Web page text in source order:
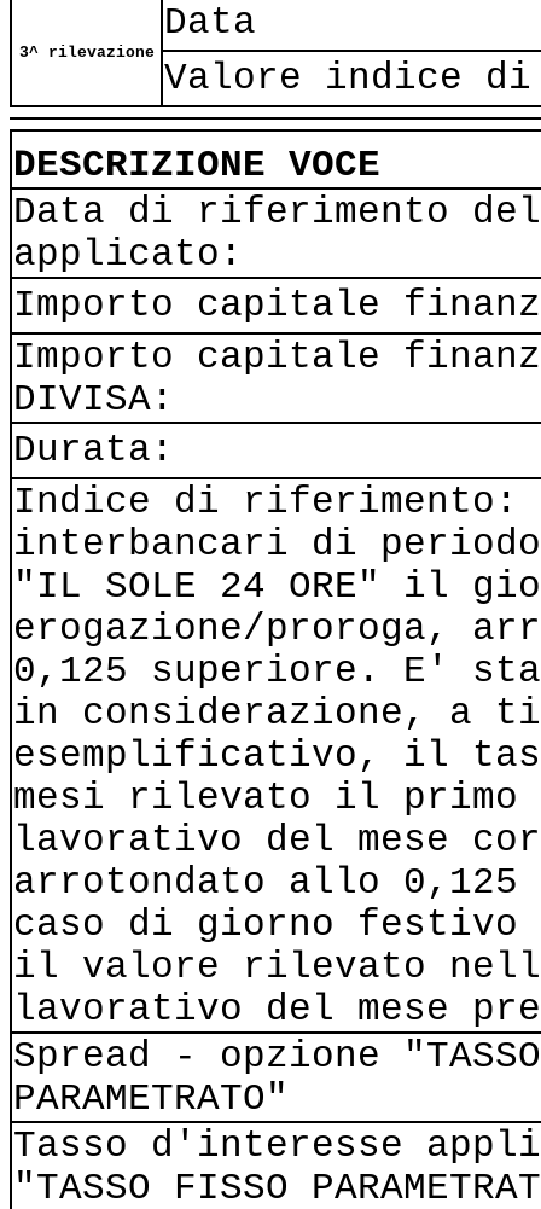
3^ rilevazione
Data
Valore indice
DESCRIZIONE VOCE
Data di riferimento del
applicato:
Importo capitale
Importo capitale
DIVISA:
Durata:
Indice di riferimento:
interbancari di
"IL SOLE 24 ORE" il
erogazione/proroga,
0,125 superiore. E'
in considerazione, a
esemplificativo, il
mesi rilevato il primo
lavorativo del mese
arrotondato allo
caso di giorno festivo
il valore rilevato
lavorativo del mese
Spread - opzione
PARAMETRATO"
Tasso d'interesse
"TASSO FISSO